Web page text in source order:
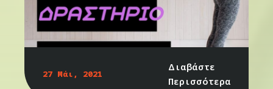
27 Μάι, 2021
Διαβάστε
Περισσότερα